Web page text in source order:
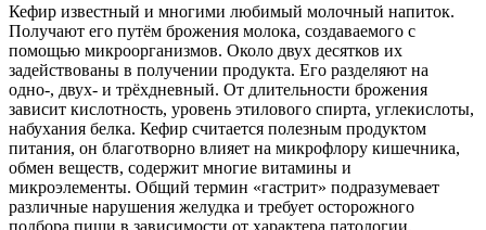
Кефир известный и многими любимый молочный напиток.
Получают его путём брожения молока, создаваемого с
помощью микроорганизмов. Около двух десятков их
задействованы в получении продукта. Его разделяют на
одно-, двух- и трёхдневный. От длительности брожения
зависит кислотность, уровень этилового спирта, углекислоты,
набухания белка. Кефир считается полезным продуктом
питания, он благотворно влияет на микрофлору кишечника,
обмен веществ, содержит многие витамины и
микроэлементы. Общий термин «гастрит» подразумевает
различные нарушения желудка и требует осторожного
подбора пищи в зависимости от характера патологии.